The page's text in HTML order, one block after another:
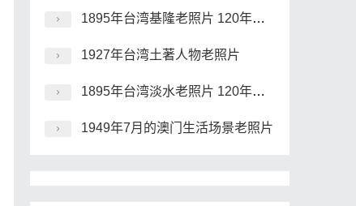
1895年台湾基隆老照片 120年前的基隆港及炮台
1927年台湾土著人物老照片
1895年台湾淡水老照片 120年前的沪尾炮台及市街风貌
1949年7月的澳门生活场景老照片